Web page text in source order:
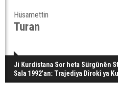
Hüsamettin
Turan
Ji Kurdistana Sor heta Sürgûnên
Sala 1992’an: Trajediya Dîrokî ya